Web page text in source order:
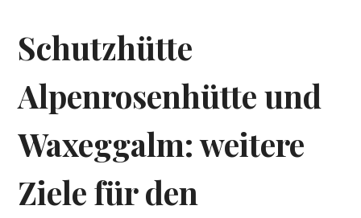
Schutzhütte
Alpenrosenhütte und
Waxeggalm: weitere
Ziele für den